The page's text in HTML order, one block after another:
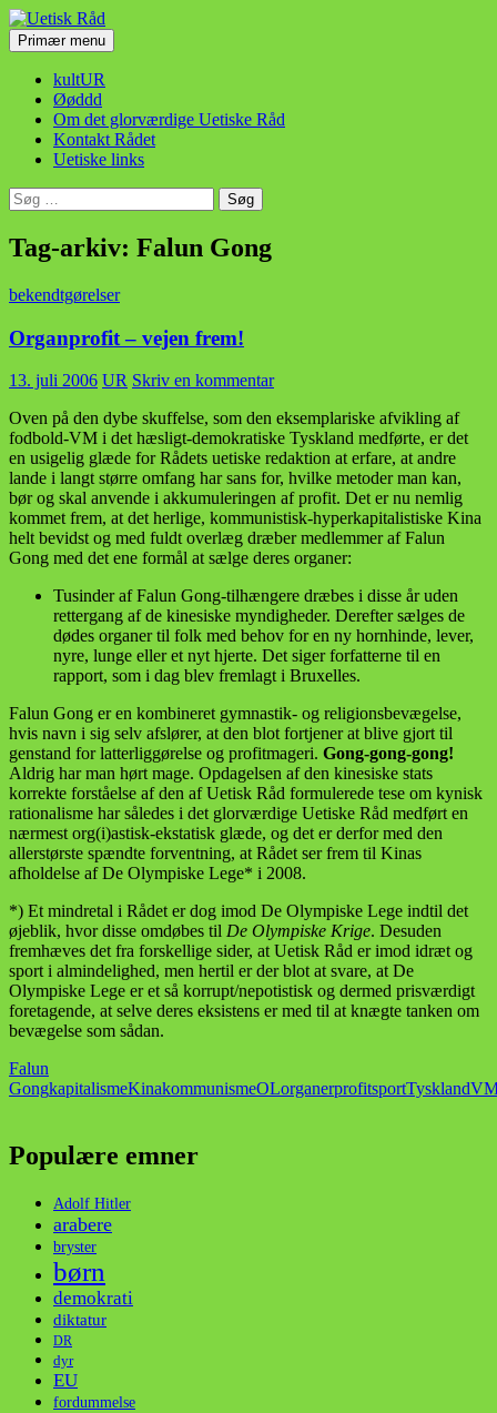
Hop
til
indhold
Uetisk Råd
SøgPrimær menu
kultUR
Øøddd
Om det glorværdige Uetiske Råd
Kontakt Rådet
Uetiske links
Søg
efter:
Tag-arkiv: Falun Gong
bekendtgørelser
Organprofit – vejen frem!
13. juli 2006 UR Skriv en kommentar
Oven på den dybe skuffelse, som den eksemplariske afvikling af
fodbold-VM i det hæsligt-demokratiske Tyskland medførte, er det
en usigelig glæde for Rådets uetiske redaktion at erfare, at andre
lande i langt større omfang har sans for, hvilke metoder man kan,
bør og skal anvende i akkumuleringen af profit. Det er nu nemlig
kommet frem, at det herlige, kommunistisk-hyperkapitalistiske Kina
helt bevidst og med fuldt overlæg dræber medlemmer af Falun
Gong med det ene formål at sælge deres organer:
Tusinder af Falun Gong-tilhængere dræbes i disse år uden
rettergang af de kinesiske myndigheder. Derefter sælges de
dødes organer til folk med behov for en ny hornhinde, lever,
nyre, lunge eller et nyt hjerte. Det siger forfatterne til en
rapport, som i dag blev fremlagt i Bruxelles.
Falun Gong er en kombineret gymnastik- og religionsbevægelse,
hvis navn i sig selv afslører, at den blot fortjener at blive gjort til
genstand for latterliggørelse og profitmageri. Gong-gong-gong!
Aldrig har man hørt mage. Opdagelsen af den kinesiske stats
korrekte forståelse af den af Uetisk Råd formulerede tese om kynisk
rationalisme har således i det glorværdige Uetiske Råd medført en
nærmest org(i)astisk-ekstatisk glæde, og det er derfor med den
allerstørste spændte forventning, at Rådet ser frem til Kinas
afholdelse af De Olympiske Lege* i 2008.
*) Et mindretal i Rådet er dog imod De Olympiske Lege indtil det
øjeblik, hvor disse omdøbes til De Olympiske Krige. Desuden
fremhæves det fra forskellige sider, at Uetisk Råd er imod idræt og
sport i almindelighed, men hertil er der blot at svare, at De
Olympiske Lege er et så korrupt/nepotistisk og dermed prisværdigt
foretagende, at selve deres eksistens er med til at knægte tanken om
bevægelse som sådan.
Falun
GongkapitalismeKinakommunismeOLorganerprofitsportTyskland
Populære emner
Adolf Hitler
arabere
bryster
børn
demokrati
diktatur
DR
dyr
EU
fordummelse